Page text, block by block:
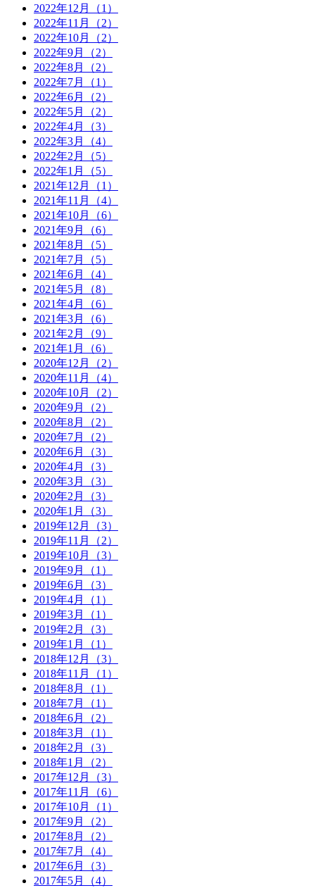
2022年12月（1）
2022年11月（2）
2022年10月（2）
2022年9月（2）
2022年8月（2）
2022年7月（1）
2022年6月（2）
2022年5月（2）
2022年4月（3）
2022年3月（4）
2022年2月（5）
2022年1月（5）
2021年12月（1）
2021年11月（4）
2021年10月（6）
2021年9月（6）
2021年8月（5）
2021年7月（5）
2021年6月（4）
2021年5月（8）
2021年4月（6）
2021年3月（6）
2021年2月（9）
2021年1月（6）
2020年12月（2）
2020年11月（4）
2020年10月（2）
2020年9月（2）
2020年8月（2）
2020年7月（2）
2020年6月（3）
2020年4月（3）
2020年3月（3）
2020年2月（3）
2020年1月（3）
2019年12月（3）
2019年11月（2）
2019年10月（3）
2019年9月（1）
2019年6月（3）
2019年4月（1）
2019年3月（1）
2019年2月（3）
2019年1月（1）
2018年12月（3）
2018年11月（1）
2018年8月（1）
2018年7月（1）
2018年6月（2）
2018年3月（1）
2018年2月（3）
2018年1月（2）
2017年12月（3）
2017年11月（6）
2017年10月（1）
2017年9月（2）
2017年8月（2）
2017年7月（4）
2017年6月（3）
2017年5月（4）